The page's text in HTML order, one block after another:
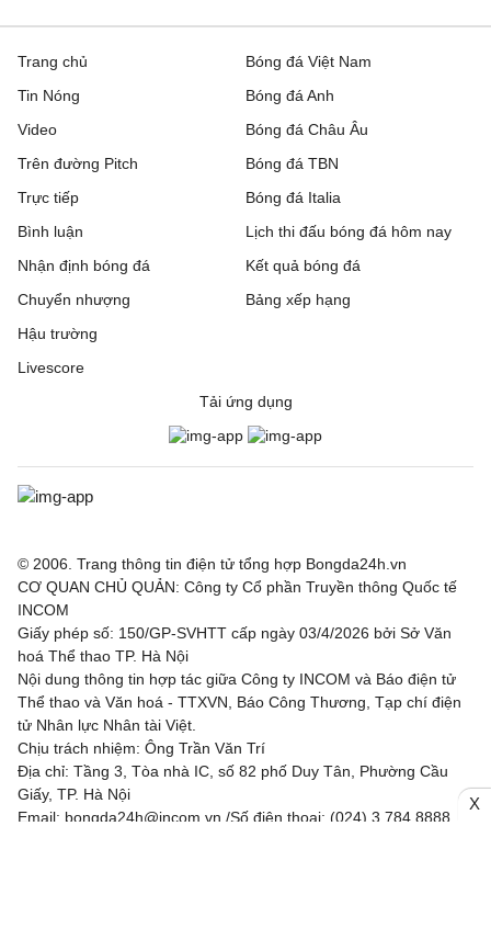
Trang chủ
Tin Nóng
Video
Trên đường Pitch
Trực tiếp
Bóng đá Việt Nam
Bóng đá Anh
Bóng đá Châu Âu
Bóng đá TBN
Bóng đá Italia
Bình luận
Nhận định bóng đá
Chuyển nhượng
Hậu trường
Livescore
Lịch thi đấu bóng đá hôm nay
Kết quả bóng đá
Bảng xếp hạng
Tải ứng dụng
© 2006. Trang thông tin điện tử tổng hợp Bongda24h.vn
CƠ QUAN CHỦ QUẢN: Công ty Cổ phần Truyền thông Quốc tế
INCOM
Giấy phép số: 150/GP-SVHTT cấp ngày 03/4/2026 bởi Sở Văn
hoá Thể thao TP. Hà Nội
Nội dung thông tin hợp tác giữa Công ty INCOM và Báo điện tử
Thể thao và Văn hoá - TTXVN, Báo Công Thương, Tạp chí điện
tử Nhân lực Nhân tài Việt.
Chịu trách nhiệm: Ông Trần Văn Trí
Địa chỉ: Tầng 3, Tòa nhà IC, số 82 phố Duy Tân, Phường Cầu
Giấy, TP. Hà Nội
Email: bongda24h@incom.vn /Số điện thoại: (024) 3.784 8888
X